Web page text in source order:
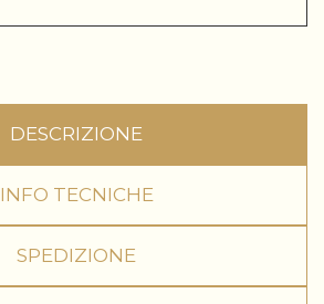
DESCRIZIONE
INFO TECNICHE
SPEDIZIONE